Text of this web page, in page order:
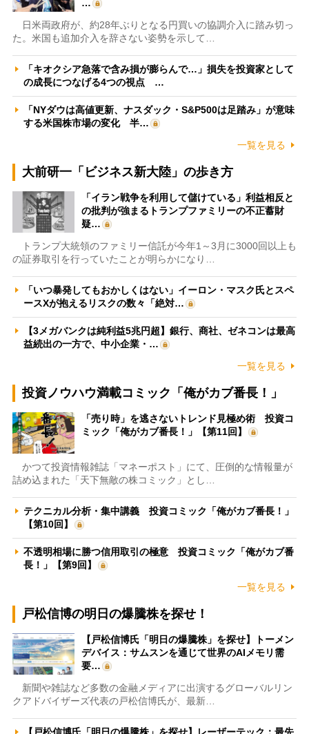
…
日米両政府が、約28年ぶりとなる円買いの協調介入に踏み切っ
た。米国も追加介入を辞さない姿勢を示して…
「キオクシア急落で含み損が膨らんで…」損失を投資家として
の成長につなげる4つの視点 …
「NYダウは高値更新、ナスダック・S&P500は足踏み」が意味
する米国株市場の変化 半…
一覧を見る
大前研一「ビジネス新大陸」の歩き方
「イラン戦争を利用して儲けている」利益相反と
の批判が強まるトランプファミリーの不正蓄財
疑…
トランプ大統領のファミリー信託が今年1～3月に3000回以上も
の証券取引を行っていたことが明らかになり…
「いつ暴発してもおかしくはない」イーロン・マスク氏とスペ
ースXが抱えるリスクの数々「絶対…
【3メガバンクは純利益5兆円超】銀行、商社、ゼネコンは最高
益続出の一方で、中小企業・…
一覧を見る
投資ノウハウ満載コミック「俺がカブ番長！」
「売り時」を逃さないトレンド見極め術 投資コ
ミック「俺がカブ番長！」【第11回】
かつて投資情報雑誌「マネーポスト」にて、圧倒的な情報量が
詰め込まれた「天下無敵の株コミック」とし…
テクニカル分析・集中講義 投資コミック「俺がカブ番長！」
【第10回】
不透明相場に勝つ信用取引の極意 投資コミック「俺がカブ番
長！」【第9回】
一覧を見る
戸松信博の明日の爆騰株を探せ！
【戸松信博氏「明日の爆騰株」を探せ】トーメン
デバイス：サムスンを通じて世界のAIメモリ需
要…
新聞や雑誌など多数の金融メディアに出演するグローバルリン
クアドバイザーズ代表の戸松信博氏が、最新…
【戸松信博氏「明日の爆騰株」を探せ】レーザーテック：最先